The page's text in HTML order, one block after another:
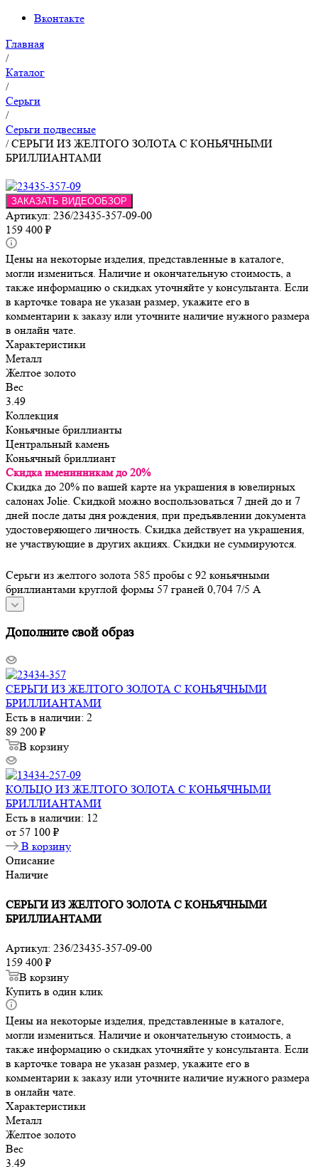
Вконтакте
Главная
/
Каталог
/
Серьги
/
Серьги подвесные
/СЕРЬГИ ИЗ ЖЕЛТОГО ЗОЛОТА С КОНЬЯЧНЫМИ
БРИЛЛИАНТАМИ
ЗАКАЗАТЬ ВИДЕООБЗОР
Артикул: 236/23435-357-09-00
159 400 ₽
Цены на некоторые изделия, представленные в каталоге,
могли измениться. Наличие и окончательную стоимость, а
также информацию о скидках уточняйте у консультанта. Если
в карточке товара не указан размер, укажите его в
комментарии к заказу или уточните наличие нужного размера
в онлайн чате.
Характеристики
Металл
Желтое золото
Вес
3.49
Коллекция
Коньячные бриллианты
Центральный камень
Коньячный бриллиант
Скидка именинникам до 20%
Скидка до 20% по вашей карте на украшения в ювелирных
салонах Jolie. Скидкой можно воспользоваться 7 дней до и 7
дней после даты дня рождения, при предъявлении документа
удостоверяющего личность. Скидка действует на украшения,
не участвующие в других акциях. Скидки не суммируются.
Серьги из желтого золота 585 пробы с 92 коньячными
бриллиантами круглой формы 57 граней 0,704 7/5 А
Дополните свой образ
СЕРЬГИ ИЗ ЖЕЛТОГО ЗОЛОТА С КОНЬЯЧНЫМИ
БРИЛЛИАНТАМИ
Есть в наличии: 2
89 200 ₽
В корзину
КОЛЬЦО ИЗ ЖЕЛТОГО ЗОЛОТА С КОНЬЯЧНЫМИ
БРИЛЛИАНТАМИ
Есть в наличии: 12
от 57 100 ₽
В корзину
Описание
Наличие
СЕРЬГИ ИЗ ЖЕЛТОГО ЗОЛОТА С КОНЬЯЧНЫМИ
БРИЛЛИАНТАМИ
Артикул: 236/23435-357-09-00
159 400 ₽
В корзину
Купить в один клик
Цены на некоторые изделия, представленные в каталоге,
могли измениться. Наличие и окончательную стоимость, а
также информацию о скидках уточняйте у консультанта. Если
в карточке товара не указан размер, укажите его в
комментарии к заказу или уточните наличие нужного размера
в онлайн чате.
Характеристики
Металл
Желтое золото
Вес
3.49